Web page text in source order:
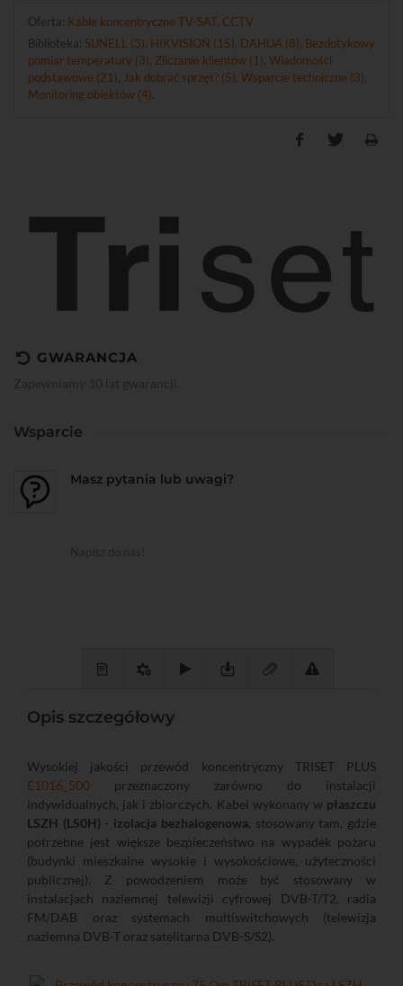
Oferta: Kable koncentryczne TV-SAT, CCTV
Biblioteka: SUNELL (3) HIKVISION (15) DAHUA (8) Bezdotykowy
pomiar temperatury (3) Zliczanie klientów (1) Wiadomości
podstawowe (21)
Jak dobrać sprzęt? (5) Wsparcie techniczne (3)
Monitoring obiektów (4)
GWARANCJA
Wsparcie
Masz pytania lub uwagi?
Opis szczegółowy
Wysokiej jakości przewód koncentryczny TRISET PLUS
E1016_500 przeznaczony zarówno do instalacji
indywidualnych, jak i zbiorczych. Kabel wykonany w płaszczu
LSZH (LS0H) - izolacja bezhalogenowa, stosowany tam, gdzie
potrzebne jest większe bezpieczeństwo na wypadek pożaru
(budynki mieszkalne wysokie i wysokościowe, użyteczności
publicznej). Z powodzeniem może być stosowany w
instalacjach naziemnej telewizji cyfrowej DVB-T/T2, radia
FM/DAB oraz systemach multiswitchowych (telewizja
naziemna DVB-T oraz satelitarna DVB-S/S2).